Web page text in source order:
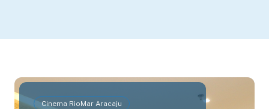
Cinema RioMar Aracaju